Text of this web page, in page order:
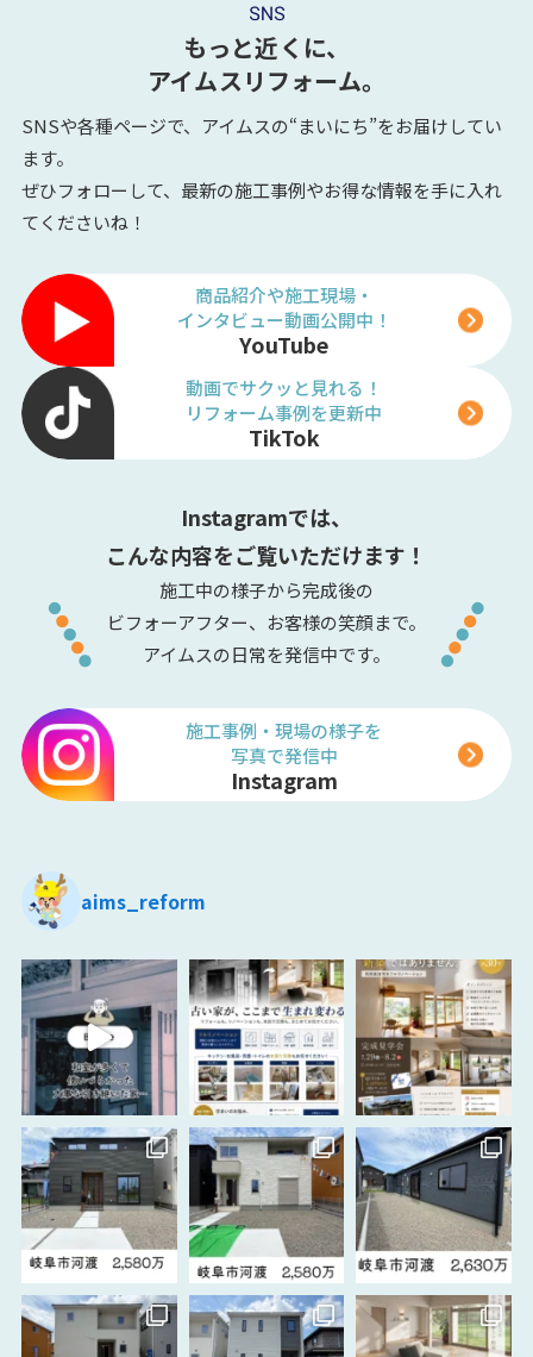
もっと近くに、
アイムスリフォーム。
SNSや各種ページで、アイムスの“まいにち”をお届けしてい
ます。
ぜひフォローして、最新の施工事例やお得な情報を手に入れ
てくださいね！
商品紹介や施工現場・
インタビュー動画公開中！
YouTube
動画でサクッと見れる！
リフォーム事例を更新中
TikTok
Instagramでは、
こんな内容をご覧いただけます！
施工中の様子から完成後の
ビフォーアフター、お客様の笑顔まで。
アイムスの日常を発信中です。
施工事例・現場の様子を
写真で発信中
Instagram
aims_reform